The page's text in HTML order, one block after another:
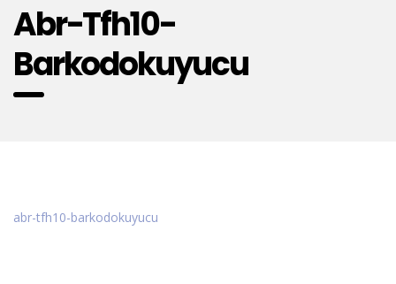
Abr-Tfh10-
Barkodokuyucu
abr-tfh10-barkodokuyucu